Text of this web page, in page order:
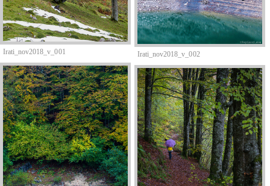
Irati_nov2018_v_001 Irati_nov2018_v_002